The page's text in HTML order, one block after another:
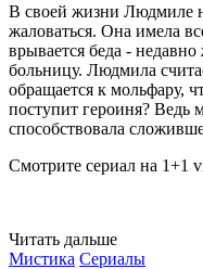
В своей жизни Людмиле
жаловаться. Она имела
врывается беда -
больницу. Людмила
обращается к мольфару,
поступит героиня? Ведь
способствовала
Смотрите сериал на 1+1
Читать дальше
Мистика Сериалы